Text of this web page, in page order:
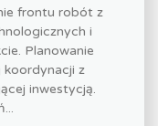
frontu robót z
i
Planowanie
koordynacji z
inwestycją.